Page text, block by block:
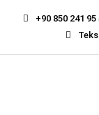
+90 850 241 95